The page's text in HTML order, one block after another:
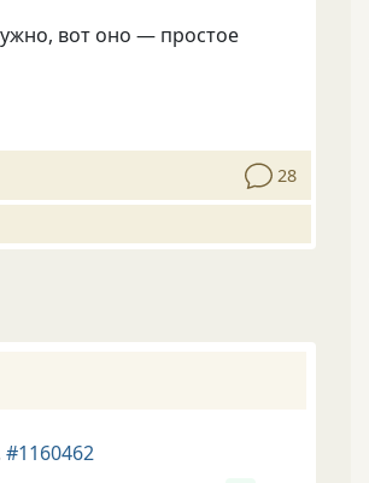
вот оно — простое
28
#1160462